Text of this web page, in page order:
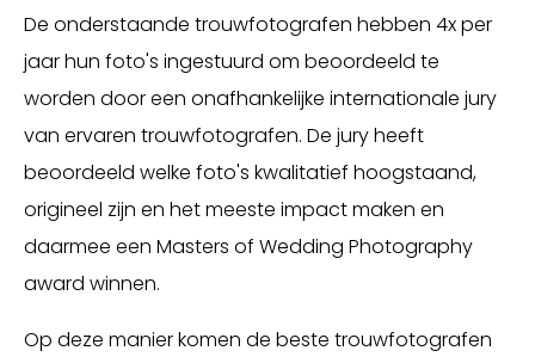
De onderstaande trouwfotografen hebben 4x per
jaar hun foto's ingestuurd om beoordeeld te
worden door een onafhankelijke internationale jury
van ervaren trouwfotografen. De jury heeft
beoordeeld welke foto's kwalitatief hoogstaand,
origineel zijn en het meeste impact maken en
daarmee een Masters of Wedding Photography
award winnen.
Op deze manier komen de beste trouwfotografen